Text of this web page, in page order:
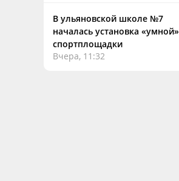
В ульяновской школе №7
началась установка «умной»
спортплощадки
Вчера, 11:32